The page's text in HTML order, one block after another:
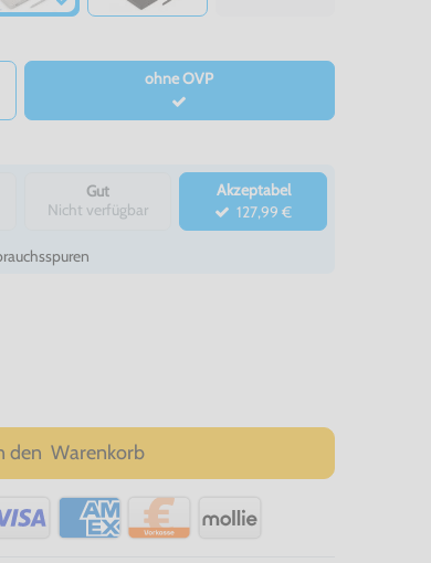
ohne OVP
Gut
Nicht verfügbar
Akzeptabel
127,99 €
den Warenkorb